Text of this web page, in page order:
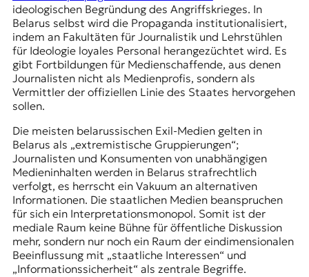
ideologischen Begründung des Angriffskrieges. In
Belarus selbst wird die Propaganda institutionalisiert,
indem an Fakultäten für Journalistik und Lehrstühlen
für Ideologie loyales Personal herangezüchtet wird. Es
gibt Fortbildungen für Medienschaffende, aus denen
Journalisten nicht als Medienprofis, sondern als
Vermittler der offiziellen Linie des Staates hervorgehen
sollen.
Die meisten belarussischen Exil-Medien gelten in
Belarus als „extremistische Gruppierungen“;
Journalisten und Konsumenten von unabhängigen
Medieninhalten werden in Belarus strafrechtlich
verfolgt, es herrscht ein Vakuum an alternativen
Informationen. Die staatlichen Medien beanspruchen
für sich ein Interpretationsmonopol. Somit ist der
mediale Raum keine Bühne für öffentliche Diskussion
mehr, sondern nur noch ein Raum der eindimensionalen
Beeinflussung mit „staatliche Interessen“ und
„Informationssicherheit“ als zentrale Begriffe.